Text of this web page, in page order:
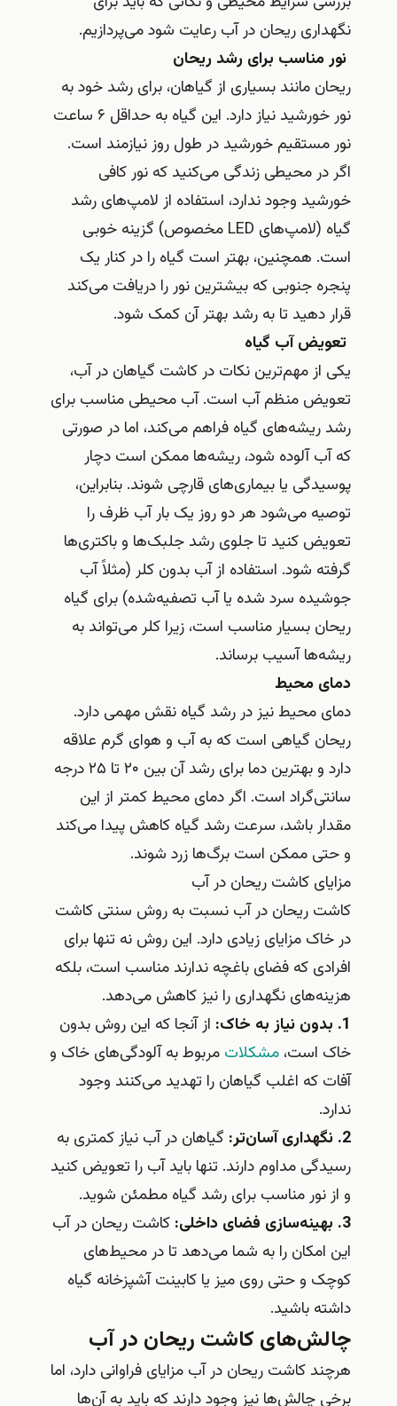
نگهداری ریحان در آب رعایت شود می‌پردازیم.
نور مناسب برای رشد ریحان
ریحان مانند بسیاری از گیاهان، برای رشد خود به
نور خورشید نیاز دارد. این گیاه به حداقل ۶ ساعت
نور مستقیم خورشید در طول روز نیازمند است.
اگر در محیطی زندگی می‌کنید که نور کافی
خورشید وجود ندارد، استفاده از لامپ‌های رشد
گیاه (لامپ‌های LED مخصوص) گزینه خوبی
است. همچنین، بهتر است گیاه را در کنار یک
پنجره جنوبی که بیشترین نور را دریافت می‌کند
قرار دهید تا به رشد بهتر آن کمک شود.
تعویض آب گیاه
یکی از مهم‌ترین نکات در کاشت گیاهان در آب،
تعویض منظم آب است. آب محیطی مناسب برای
رشد ریشه‌های گیاه فراهم می‌کند، اما در صورتی
که آب آلوده شود، ریشه‌ها ممکن است دچار
پوسیدگی یا بیماری‌های قارچی شوند. بنابراین،
توصیه می‌شود هر دو روز یک بار آب ظرف را
تعویض کنید تا جلوی رشد جلبک‌ها و باکتری‌ها
گرفته شود. استفاده از آب بدون کلر (مثلاً آب
جوشیده سرد شده یا آب تصفیه‌شده) برای گیاه
ریحان بسیار مناسب است، زیرا کلر می‌تواند به
ریشه‌ها آسیب برساند.
دمای محیط
دمای محیط نیز در رشد گیاه نقش مهمی دارد.
ریحان گیاهی است که به آب و هوای گرم علاقه
دارد و بهترین دما برای رشد آن بین ۲۰ تا ۲۵ درجه
سانتی‌گراد است. اگر دمای محیط کمتر از این
مقدار باشد، سرعت رشد گیاه کاهش پیدا می‌کند
و حتی ممکن است برگ‌ها زرد شوند.
مزایای کاشت ریحان در آب
کاشت ریحان در آب نسبت به روش سنتی کاشت
در خاک مزایای زیادی دارد. این روش نه تنها برای
افرادی که فضای باغچه ندارند مناسب است، بلکه
هزینه‌های نگهداری را نیز کاهش می‌دهد.
1. بدون نیاز به خاک:
از آنجا که این روش بدون
خاک است، مشکلاتمربوط به آلودگی‌های خاک و
آفات که اغلب گیاهان را تهدید می‌کنند وجود
ندارد.
2. نگهداری آسان‌تر:
گیاهان در آب نیاز کمتری به
رسیدگی مداوم دارند. تنها باید آب را تعویض کنید
و از نور مناسب برای رشد گیاه مطمئن شوید.
3. بهینه‌سازی فضای داخلی:
کاشت ریحان در آب
این امکان را به شما می‌دهد تا در محیط‌های
کوچک و حتی روی میز یا کابینت آشپزخانه گیاه
داشته باشید.
چالش‌های کاشت ریحان در آب
هرچند کاشت ریحان در آب مزایای فراوانی دارد، اما
برخی چالش‌ها نیز وجود دارند که باید به آن‌ها